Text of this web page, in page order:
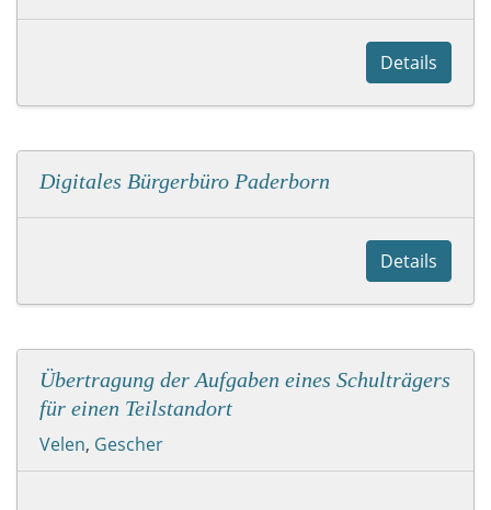
Details
Digitales Bürgerbüro Paderborn
Details
Übertragung der Aufgaben eines Schulträgers
für einen Teilstandort
Velen, Gescher